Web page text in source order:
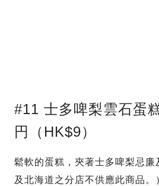
#11 士多啤梨雲石蛋
円（HK$9）
鬆軟的蛋糕，夾著士多啤梨忌廉
及北海道之分店不供應此商品。